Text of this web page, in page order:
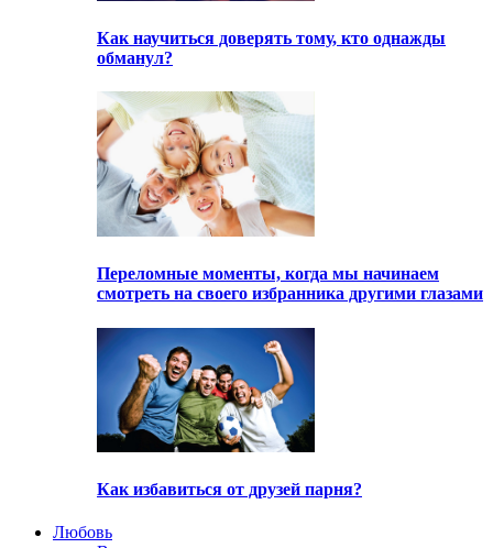
Как научиться доверять тому, кто однажды
обманул?
Переломные моменты, когда мы начинаем
смотреть на своего избранника другими глазами
Как избавиться от друзей парня?
Любовь